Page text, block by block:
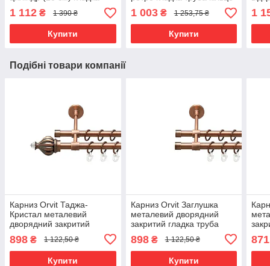
Золото 16\16\16 мм 160
см (00-00014659)
1 112 ₴ 1 390 ₴
Купити
металеве Антик 25 мм 160
см (4224621)
1 003₴ 1 253,75 ₴
Купити
1
Подібні товари компанії
Карниз Orvit Таджа-
Кристал металевий
дворядний закритий
металеве Мідь 16\16 мм
200 см (00-00019967)
898 ₴ 1 122,50 ₴
Купити
Карниз Orvit Заглушка
металевий дворядний
закритий гладка труба
16\16 мм 240 см (00-
00019842)
898₴ 1 122,50 ₴
Купити
871